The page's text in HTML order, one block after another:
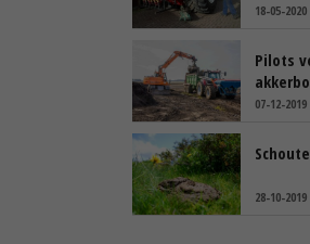
18-05-2020
Pilots
07-12-2019
28-10-2019